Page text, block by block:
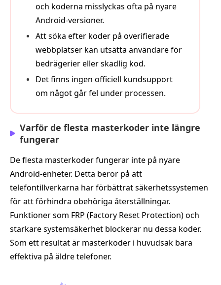
och koderna misslyckas ofta på nyare
Android‑versioner.
Att söka efter koder på overifierade
webbplatser kan utsätta användare för
bedrägerier eller skadlig kod.
Det finns ingen officiell kundsupport
om något går fel under processen.
Varför de flesta masterkoder inte längre
fungerar
De flesta masterkoder fungerar inte på nyare
Android‑enheter. Detta beror på att
telefontillverkarna har förbättrat säkerhetssystemen
för att förhindra obehöriga återställningar.
Funktioner som FRP (Factory Reset Protection) och
starkare systemsäkerhet blockerar nu dessa koder.
Som ett resultat är masterkoder i huvudsak bara
effektiva på äldre telefoner.